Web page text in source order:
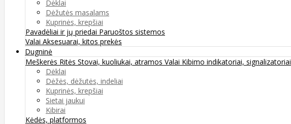
Dėklai
Dėžutės masalams
Kuprinės, krepšiai
Pavadėliai ir jų priedai Paruoštos sistemos
Valai Aksesuarai, kitos prekės
Dugninė
Meškerės Ritės Stovai, kuoliukai, atramos Valai Kibimo indikatoriai, signalizatoriai
Dėklai
Dėžės, dėžutės, indeliai
Kuprinės, krepšiai
Sietai jaukui
Kibirai
Kėdės, platformos